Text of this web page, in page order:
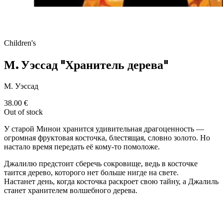
Children's
М. Уэссад "Хранитель дерева"
М. Уэссад
38.00 €
Out of stock
У старой Минои хранится удивительная драгоценность —
огромная фруктовая косточка, блестящая, словно золото. Но
настало время передать её кому-то помоложе.
Джалилю предстоит сберечь сокровище, ведь в косточке
таится дерево, которого нет больше нигде на свете.
Настанет день, когда косточка раскроет свою тайну, а Джалиль
станет хранителем волшебного дерева.